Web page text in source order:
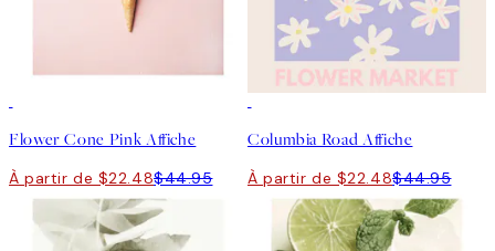
Flower Cone Pink Affiche
À partir de $22.48$44.95
Columbia Road Affiche
À partir de $22.48$44.95